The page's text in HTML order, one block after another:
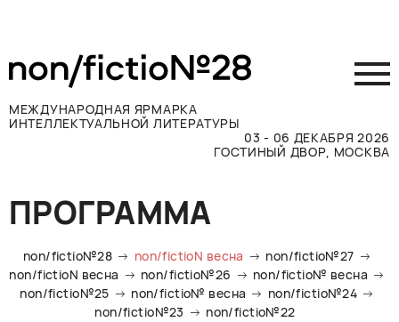
МЕЖДУНАРОДНАЯ ЯРМАРКА
ИНТЕЛЛЕКТУАЛЬНОЙ ЛИТЕРАТУРЫ
03 - 06 ДЕКАБРЯ 2026
ГОСТИНЫЙ ДВОР, МОСКВА
Принять участие
Участникам
Посетителям
Программа
Прессе
ПРОГРАММА
non/fictio№28 non/fictioN весна
non/fictio№27
non/fictioN весна
non/fictio№26
non/fictio№ весна
non/fictio№25
non/fictio№ весна
non/fictio№24
non/fictio№23
non/fictio№22